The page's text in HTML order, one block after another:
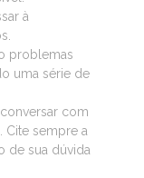
à
problemas
uma série de
com
sempre a
de sua dúvida